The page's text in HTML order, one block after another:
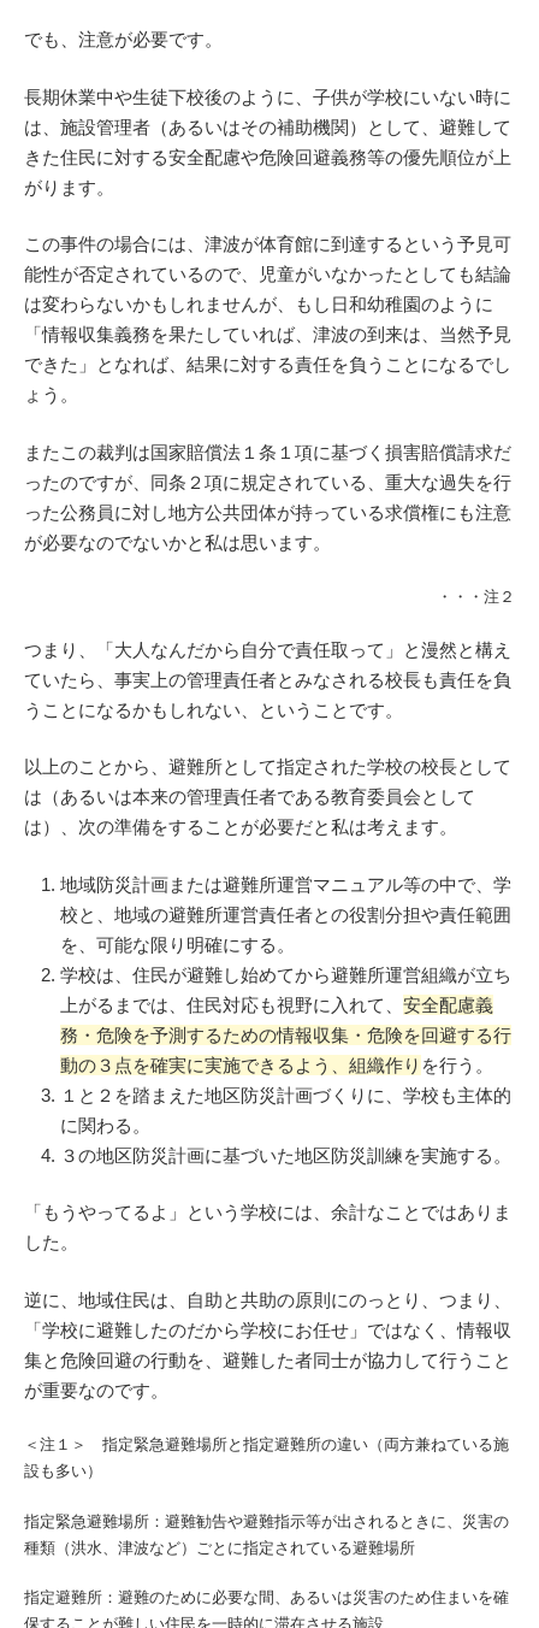
でも、注意が必要です。
長期休業中や生徒下校後のように、子供が学校にいない時に
は、施設管理者（あるいはその補助機関）として、避難して
きた住民に対する安全配慮や危険回避義務等の優先順位が上
がります。
この事件の場合には、津波が体育館に到達するという予見可
能性が否定されているので、児童がいなかったとしても結論
は変わらないかもしれませんが、もし日和幼稚園のように
「情報収集義務を果たしていれば、津波の到来は、当然予見
できた」となれば、結果に対する責任を負うことになるでし
ょう。
またこの裁判は国家賠償法１条１項に基づく損害賠償請求だ
ったのですが、同条２項に規定されている、重大な過失を行
った公務員に対し地方公共団体が持っている求償権にも注意
が必要なのでないかと私は思います。
・・・注２
つまり、「大人なんだから自分で責任取って」と漫然と構え
ていたら、事実上の管理責任者とみなされる校長も責任を負
うことになるかもしれない、ということです。
以上のことから、避難所として指定された学校の校長として
は（あるいは本来の管理責任者である教育委員会として
は）、次の準備をすることが必要だと私は考えます。
地域防災計画または避難所運営マニュアル等の中で、学
校と、地域の避難所運営責任者との役割分担や責任範囲
を、可能な限り明確にする。
学校は、住民が避難し始めてから避難所運営組織が立ち
上がるまでは、住民対応も視野に入れて、 安全配慮義
務・危険を予測するための情報収集・危険を回避する行
動の３点を確実に実施できるよう、組織作り を行う。
１と２を踏まえた地区防災計画づくりに、学校も主体的
に関わる。
３の地区防災計画に基づいた地区防災訓練を実施する。
「もうやってるよ」という学校には、余計なことではありま
した。
逆に、地域住民は、自助と共助の原則にのっとり、つまり、
「学校に避難したのだから学校にお任せ」ではなく、情報収
集と危険回避の行動を、避難した者同士が協力して行うこと
が重要なのです。
＜注１＞ 指定緊急避難場所と指定避難所の違い（両方兼ねている施
設も多い）
指定緊急避難場所：避難勧告や避難指示等が出されるときに、災害の
種類（洪水、津波など）ごとに指定されている避難場所
指定避難所：避難のために必要な間、あるいは災害のため住まいを確
保することが難しい住民を一時的に滞在させる施設